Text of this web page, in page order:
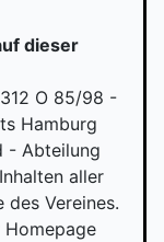
dieser
O 85/98 -
Hamburg
- Abteilung
aller
Vereines.